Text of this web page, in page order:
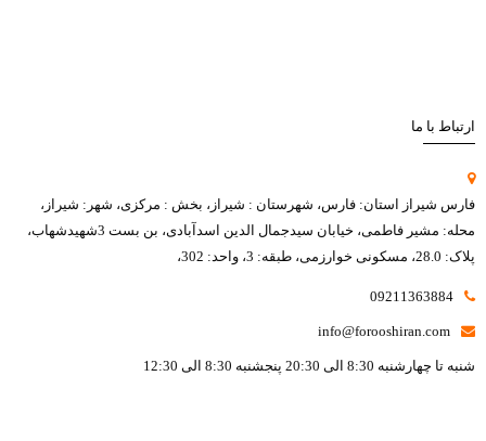
ارتباط با ما
فارس شیراز استان: فارس، شهرستان : شیراز، بخش : مرکزی، شهر: شیراز،
محله: مشیر فاطمی، خیابان سیدجمال الدین اسدآبادی، بن بست 3شهیدشهاب،
پلاک: 28.0، مسکونی خوارزمی، طبقه: 3، واحد: 302،
09211363884
info@forooshiran.com
شنبه تا چهارشنبه 8:30 الی 20:30 پنجشنبه 8:30 الی 12:30